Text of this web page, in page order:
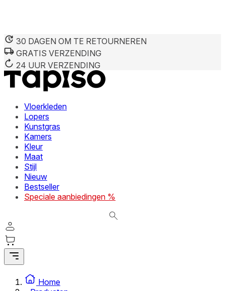
30 DAGEN OM TE RETOURNEREN
GRATIS VERZENDING
24 UUR VERZENDING
Vloerkleden
Lopers
Kunstgras
Kamers
Kleur
Maat
Stijl
Nieuw
Bestseller
Speciale aanbiedingen %
Home
We gebruiken cookies om inhoud en advertenties te
deze informatie combineren met andere gegevens die u
diensten.
Noodzakelijk
Noodzakelijke cookies zijn essentieel voor de
verandert, zoals uw voorkeurstaal of de regio waar u zich
interessant zijn voor de individuele gebruiker en